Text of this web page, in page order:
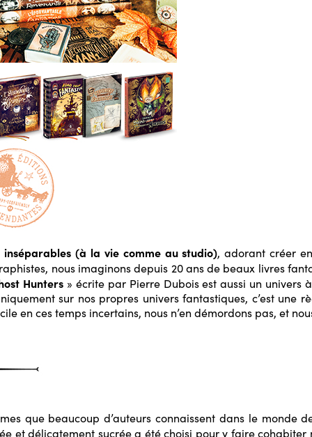
(à la vie comme au studio), adorant créer
nous imaginons depuis 20 ans de beaux livres
Hunters » écrite par Pierre Dubois est aussi un univers
sur nos propres univers fantastiques, c’est
en ces temps incertains, nous n’en démordons pas, et
que beaucoup d’auteurs connaissent dans le
et délicatement sucrée a été choisi pour y faire